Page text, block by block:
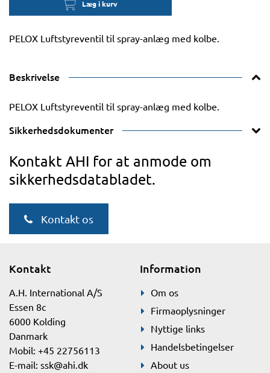
Læg i kurv
PELOX Luftstyreventil til spray-anlæg med kolbe.
Beskrivelse
PELOX Luftstyreventil til spray-anlæg med kolbe.
Sikkerhedsdokumenter
Kontakt AHI for at anmode om
sikkerhedsdatabladet.
Kontakt os
Kontakt
A.H. International A/S
Essen 8c
6000 Kolding
Danmark
Mobil: +45 22756113
E-mail: ssk@ahi.dk
Information
Om os
Firmaoplysninger
Nyttige links
Handelsbetingelser
About us